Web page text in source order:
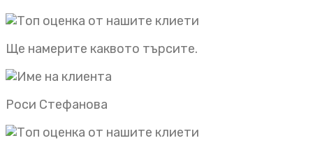
Ще намерите каквото търсите.
Роси Стефанова